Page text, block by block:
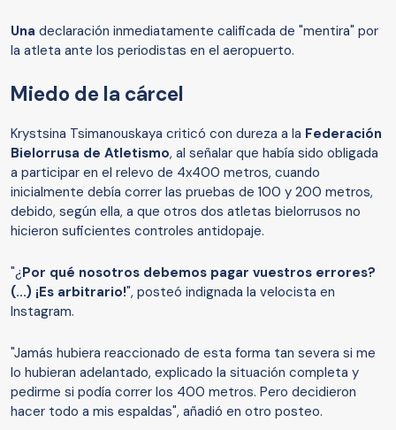
Una declaración inmediatamente calificada de "mentira" por
la atleta ante los periodistas en el aeropuerto.
Miedo de la cárcel
Krystsina Tsimanouskaya criticó con dureza a la Federación
Bielorrusa de Atletismo, al señalar que había sido obligada
a participar en el relevo de 4x400 metros, cuando
inicialmente debía correr las pruebas de 100 y 200 metros,
debido, según ella, a que otros dos atletas bielorrusos no
hicieron suficientes controles antidopaje.
"¿Por qué nosotros debemos pagar vuestros errores?
(...) ¡Es arbitrario!", posteó indignada la velocista en
Instagram.
"Jamás hubiera reaccionado de esta forma tan severa si me
lo hubieran adelantado, explicado la situación completa y
pedirme si podía correr los 400 metros. Pero decidieron
hacer todo a mis espaldas", añadió en otro posteo.